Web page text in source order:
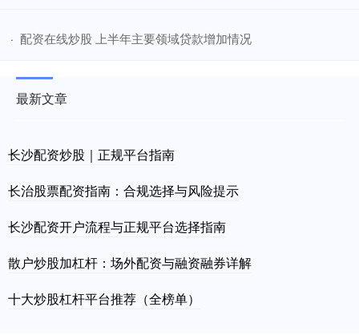
· ​配资在线炒股 上半年主要领域贷款增加情况
最新文章
长沙配资炒股｜正规平台指南
长治股票配资指南：合规选择与风险提示
长沙配资开户流程与正规平台选择指南
散户炒股加杠杆：场外配资与融资融券详解
十大炒股杠杆平台推荐（全榜单）